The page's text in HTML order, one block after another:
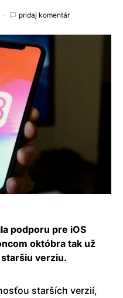
pridaj komentár
podporu pre iOS
októbra tak už
verziu.
starších verzií,